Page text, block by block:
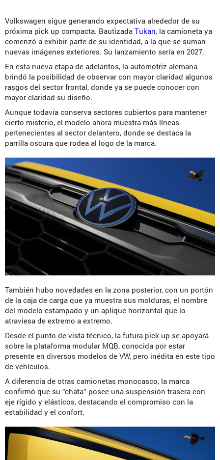
Volkswagen sigue generando expectativa alrededor de su
próxima pick up compacta. Bautizada Tukan, la camioneta ya
comenzó a exhibir parte de su identidad, a la que se suman
nuevas imágenes exteriores. Su lanzamiento sería en 2027.
En esta nueva etapa de adelantos, la automotriz alemana
brindó la posibilidad de observar con mayor claridad algunos
rasgos del sector frontal, donde ya se puede conocer con
mayor claridad su diseño.
Aunque todavía conserva sectores cubiertos para mantener
cierto misterio, el modelo ahora muestra más líneas
pertenecientes al sector delantero, donde se destaca la
parrilla oscura que rodea al logo de la marca.
También hubo novedades en la zona posterior, con un portón
de la caja de carga que ya muestra sus molduras, el nombre
del modelo estampado y un aplique horizontal que lo
atraviesa de extremo a extremo.
Desde el punto de vista técnico, la futura pick up se apoyará
sobre la plataforma modular MQB, conocida por estar
presente en diversos modelos de VW, pero inédita en este tipo
de vehículos.
A diferencia de otras camionetas monocasco, la marca
confirmó que su “chata” posee una suspensión trasera con
eje rígido y elásticos, destacando el compromiso con la
estabilidad y el confort.